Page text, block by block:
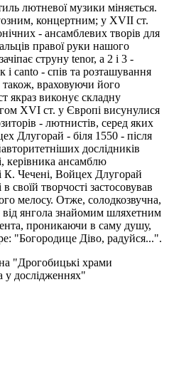
лютневої музики міняється.
концертним; у XVII ст.
- ансамблевих творів для
правої руки нашого
струну tenor, a 2 i 3 -
і сanto - спів та розташування
також, враховуючи його
якраз виконує складну
XVI ст. у Європі висунулися
- лютнистів, серед яких
Длугорай - біля 1550 - після
дослідників
керівника ансамблю
К. Чечені, Войцех Длугорай
своїй творчості застосовував
мелосу. Отже, солодкозвучна,
від янгола знайомим шляхетним
проникаючи в саму душу,
"Богородице Діво, радуйся...".
"Дрогобицькі храми
дослідженнях"